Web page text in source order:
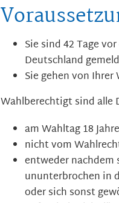
Sie sind 42 Tage
Deutschland
Sie gehen von
Wahlberechtigt sind alle
am Wahltag 18
nicht vom
entweder nachdem
ununterbrochen in
oder sich sonst